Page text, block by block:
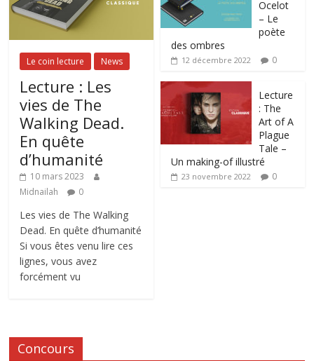
Le coin lecture News
Lecture : Les
vies de The
Walking Dead.
En quête
d’humanité
10 mars 2023
Midnailah
0
Les vies de The Walking
Dead. En quête d’humanité
Si vous êtes venu lire ces
lignes, vous avez
forcément vu
Ocelot
– Le
poète
des ombres
12 décembre 2022 0
Lecture
: The
Art of A
Plague
Tale –
Un making-of illustré
23 novembre 2022 0
Concours